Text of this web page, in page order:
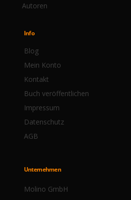
Autoren
Info
Blog
Mein Konto
Kontakt
Buch veröffentlichen
Impressum
Datenschutz
AGB
Unternehmen
Molino GmbH